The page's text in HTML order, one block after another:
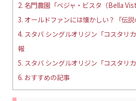
2. 名門農園「ベジャ・ビスタ（Bella
3. オールドファンには懐かしい？「伝
4. スタバ シングルオリジン「コスタリ
報
5. スタバ シングルオリジン「コスタリ
6. おすすめの記事